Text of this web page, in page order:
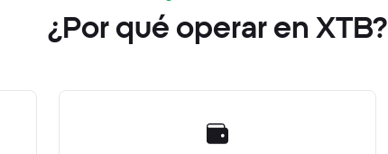
¿Por qué operar en XTB?